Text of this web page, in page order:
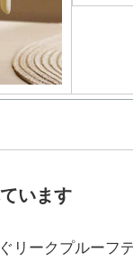
います
リークプルーフ